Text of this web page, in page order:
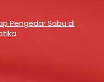
Pengedar Sabu di